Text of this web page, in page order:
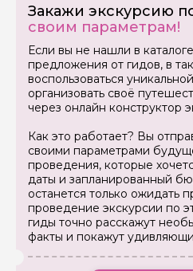
Закажи экскурсию
своим параметрам!
Если вы не нашли в
предложения от гидов, в
воспользоваться
организовать своё
через онлайн конструктор
Как это работает? Вы
своими параметрами
проведения, которые
даты и запланированный
останется только ожидать
проведение экскурсии по
гиды точно расскажут
факты и покажут
Задайте свой вопрос
Как вас зовут
Ваша электронная почта
Ваш номер телефона
Вопросы и комментарии
Если у вас есть
задать